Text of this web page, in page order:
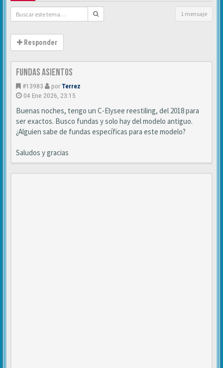
1 mensaje
Responder
Fundas asientos
#13983 porTerrez
04 Ene 2026, 23:15
Buenas noches, tengo un C-Elysee reestiling, del 2018 para
ser exactos. Busco fundas y solo hay del modelo antiguo.
¿Alguien sabe de fundas específicas para este modelo?
Saludos y gracias